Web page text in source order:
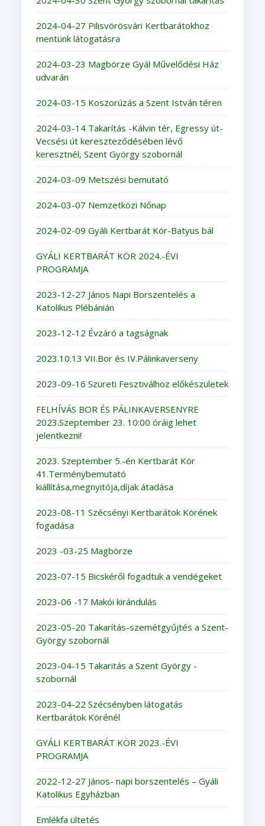
2024-04-27 Pilisvörösvári Kertbarátokhoz
mentünk látogatásra
2024-03-23 Magbörze Gyál Művelődési Ház
udvarán
2024-03-15 Koszorúzás a Szent István téren
2024-03-14 Takarítás -Kálvin tér, Egressy út-
Vecsési út kereszteződésében lévő
keresztnél, Szent György szobornál
2024-03-09 Metszési bemutató
2024-03-07 Nemzetközi Nőnap
2024-02-09 Gyáli Kertbarát Kör-Batyus bál
GYÁLI KERTBARÁT KÖR 2024.-ÉVI
PROGRAMJA
2023-12-27 János Napi Borszentelés a
Katolikus Plébánián
2023-12-12 Évzáró a tagságnak
2023.10.13 VII.Bor és IV.Pálinkaverseny
2023-09-16 Szüreti Fesztiválhoz előkészületek
FELHÍVÁS BOR ÉS PÁLINKAVERSENYRE
2023.Szeptember 23. 10:00 óráig lehet
jelentkezni!
2023. Szeptember 5.-én Kertbarát Kör
41.Terménybemutató
kiállítása,megnyitója,díjak átadása
2023-08-11 Szécsényi Kertbarátok Körének
fogadása
2023 -03-25 Magbörze
2023-07-15 Bicskéről fogadtuk a vendégeket
2023-06 -17 Makói kirándulás
2023-05-20 Takarítás-szemétgyűjtés a Szent-
György szobornál
2023-04-15 Takaritás a Szent György -
szobornál
2023-04-22 Szécsényben látogatás
Kertbarátok Körénél
GYÁLI KERTBARÁT KÖR 2023.-ÉVI
PROGRAMJA
2022-12-27 János- napi borszentelés – Gyáli
Katolikus Egyházban
Emlékfa ültetés